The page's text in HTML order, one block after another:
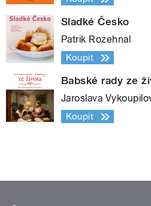
Sladké Česko
Patrik Rozehnal
Koupit
Babské rady ze
Jaroslava
Koupit